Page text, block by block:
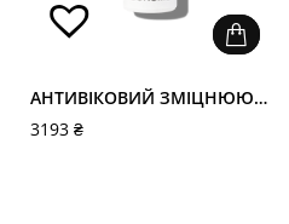
АНТИВІКОВИЙ ЗМІЦНЮЮЧИЙ ГЕЛЬ - UPGRADE SERUM GEL
3193 ₴